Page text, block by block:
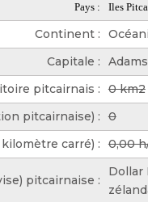
Pays : Iles
Continent :
Capitale :
pitcairnais : 0 km2
pitcairnaise) : 0
carré) : 0,00
pitcairnaise :
Dollar